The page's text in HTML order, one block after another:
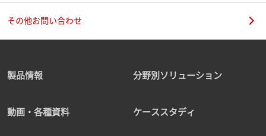
その他お問い合わせ
製品情報 分野別ソリューション
動画・各種資料 ケーススタディ